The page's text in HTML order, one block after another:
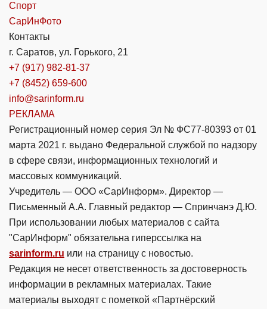
Спорт
СарИнФото
Контакты
г. Саратов, ул. Горького, 21
+7 (917) 982-81-37
+7 (8452) 659-600
info@sarinform.ru
РЕКЛАМА
Регистрационный номер серия Эл № ФС77-80393 от 01
марта 2021 г. выдано Федеральной службой по надзору
в сфере связи, информационных технологий и
массовых коммуникаций.
Учредитель — ООО «СарИнформ». Директор —
Письменный А.А. Главный редактор — Спринчанэ Д.Ю.
При использовании любых материалов с сайта
"СарИнформ" обязательна гиперссылка на
sarinform.ru или на страницу с новостью.
Редакция не несет ответственность за достоверность
информации в рекламных материалах. Такие
материалы выходят с пометкой «Партнёрский